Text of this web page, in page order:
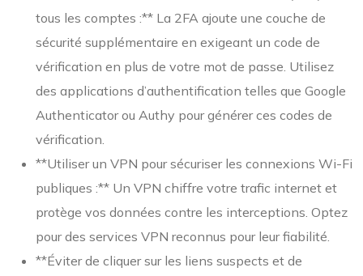
tous les comptes :** La 2FA ajoute une couche de
sécurité supplémentaire en exigeant un code de
vérification en plus de votre mot de passe. Utilisez
des applications d’authentification telles que Google
Authenticator ou Authy pour générer ces codes de
vérification.
**Utiliser un VPN pour sécuriser les connexions Wi-Fi
publiques :** Un VPN chiffre votre trafic internet et
protège vos données contre les interceptions. Optez
pour des services VPN reconnus pour leur fiabilité.
**Éviter de cliquer sur les liens suspects et de